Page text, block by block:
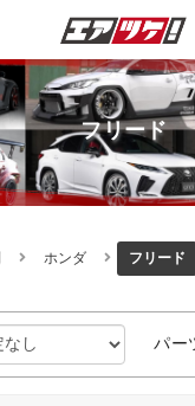
フリード
ホンダ フリード
パー